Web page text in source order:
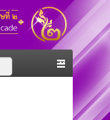
ศวรรษที่